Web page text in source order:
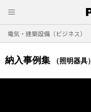
電気・建築設備（ビジネス）
納入事例集 （照明器具）